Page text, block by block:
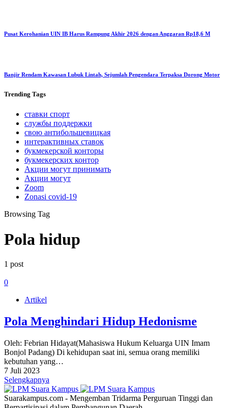
Pusat Kerohanian UIN IB Harus Rampung Akhir 2026 dengan Anggaran Rp18,6 M
Banjir Rendam Kawasan Lubuk Lintah, Sejumlah Pengendara Terpaksa Dorong Motor
Trending Tags
ставки спорт
службы поддержки
свою антибольшевицкая
интерактивных ставок
букмекерской конторы
букмекерских контор
Акции могут принимать
Акции могут
Zoom
Zonasi covid-19
Browsing Tag
Pola hidup
1 post
0
Artikel
Pola Menghindari Hidup Hedonisme
Oleh: Febrian Hidayat(Mahasiswa Hukum Keluarga UIN Imam
Bonjol Padang) Di kehidupan saat ini, semua orang memiliki
kebutuhan yang…
7 Juli 2023
Selengkapnya
Suarakampus.com - Mengemban Tridarma Perguruan Tinggi dan